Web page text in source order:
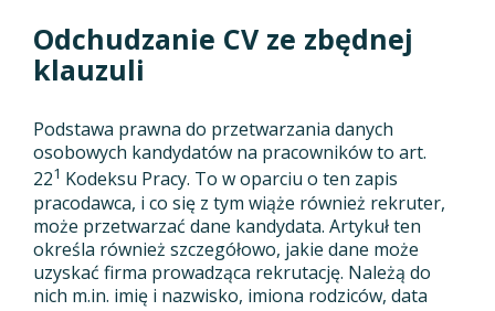
Odchudzanie CV ze zbędnej
klauzuli
Podstawa prawna do przetwarzania danych
osobowych kandydatów na pracowników to art.
221 Kodeksu Pracy. To w oparciu o ten zapis
pracodawca, i co się z tym wiąże również rekruter,
może przetwarzać dane kandydata. Artykuł ten
określa również szczegółowo, jakie dane może
uzyskać firma prowadząca rekrutację. Należą do
nich m.in. imię i nazwisko, imiona rodziców, data